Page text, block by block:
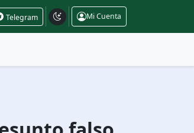
Telegram Mi Cuenta